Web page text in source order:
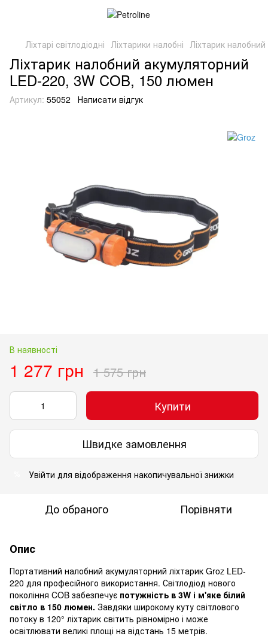
Ліхтарі світлодіодні Ліхтарики налобні Ліхтарик
Ліхтарик налобний акумуляторний
LED-220, 3W COB, 150 люмен
Артикул: 55052 Написати відгук
В наявності
1 277 грн 1 575 грн
Купити
Швидке замовлення
Увійти для відображення накопичувальної знижки
До обраного Порівняти
Опис
Портативний налобний акумуляторний ліхтарик Groz LED-
220 для професійного використання. Світлодіод нового
покоління COB забезпечує потужність в 3W і м'яке білий
світло в 150 люмен. Завдяки широкому куту світлового
потоку в 120° ліхтарик світить рівномірно і може
освітлювати великі площі на відстань 15 метрів.